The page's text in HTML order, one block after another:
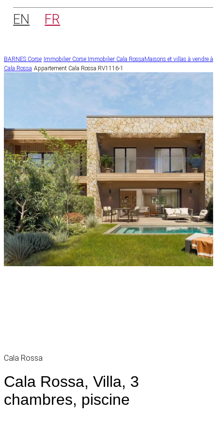
EN FR
BARNES Corse Immobilier Corse Immobilier Cala RossaMaisons et villas à vendre à
Cala Rossa Appartement Cala Rossa RV1116-1
Cala Rossa
Cala Rossa, Villa, 3
chambres, piscine